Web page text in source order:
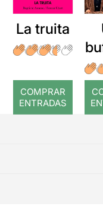
La truita
COMPRAR
ENTRADAS
a